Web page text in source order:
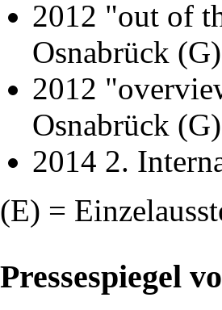
2012 "out of
Osnabrück (G)
2012
Osnabrück (G)
2014 2.
(E) =
Pressespiegel